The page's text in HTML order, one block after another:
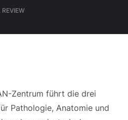
Zentrum führt die drei
Pathologie, Anatomie und